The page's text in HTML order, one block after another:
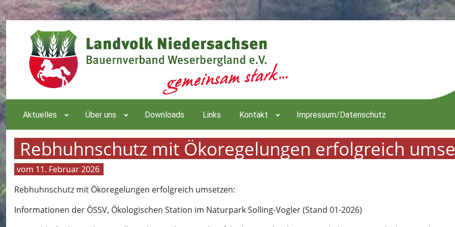
Aktuelles Über uns Downloads Links Kontakt Impressum/Datenschutz
Rebhuhnschutz mit Ökoregelungen erfolgreich
11. Februar 2026
Rebhuhnschutz mit Ökoregelungen erfolgreich umsetzen:
Informationen der ÖSSV, Ökologischen Station im Naturpark Solling-Vogler (Stand 01-2026)